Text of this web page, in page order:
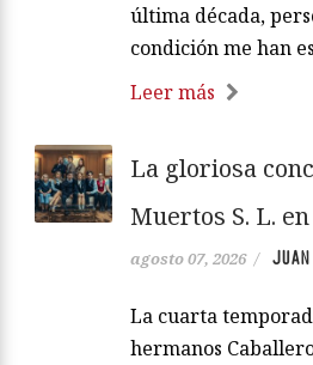
última década,
condición me han
Leer más
La gloriosa
Muertos S. L.
agosto 07, 2026 /
La cuarta
hermanos